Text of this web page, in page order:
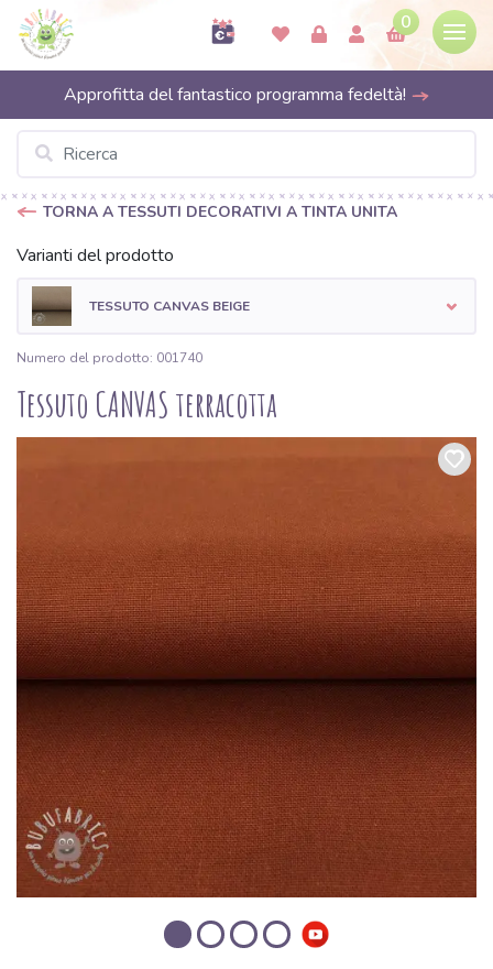
0
Approfitta del fantastico programma fedeltà!
TORNA A TESSUTI DECORATIVI A TINTA UNITA
Varianti del prodotto
TESSUTO CANVAS BEIGE
Numero del prodotto: 001740
Tessuto CANVAS terracotta